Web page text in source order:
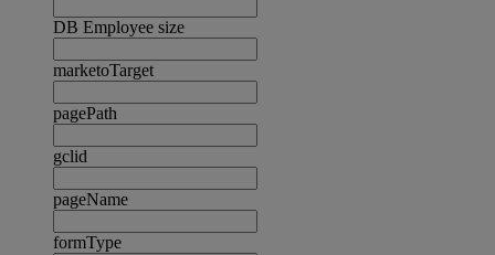
DB Employee size
marketoTarget
pagePath
gclid
pageName
formType